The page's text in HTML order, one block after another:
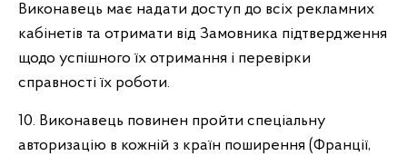
Виконавець має надати доступ до всіх рекламних
кабінетів та отримати від Замовника підтвердження
щодо успішного їх отримання і перевірки
справності їх роботи.
10. Виконавець повинен пройти спеціальну
авторизацію в кожній з країн поширення (Франції,